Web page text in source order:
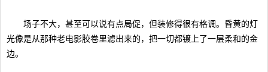
场子不大，甚至可以说有点局促，但装修得很有格调。昏黄的灯
光像是从那种老电影胶卷里滤出来的，把一切都镀上了一层柔和的金
边。